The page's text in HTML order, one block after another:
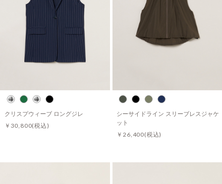
クリスプウィーブ ロングジレ
￥30,800(税込)
シーサイドライン スリーブレスジャケ
ット
￥26,400(税込)